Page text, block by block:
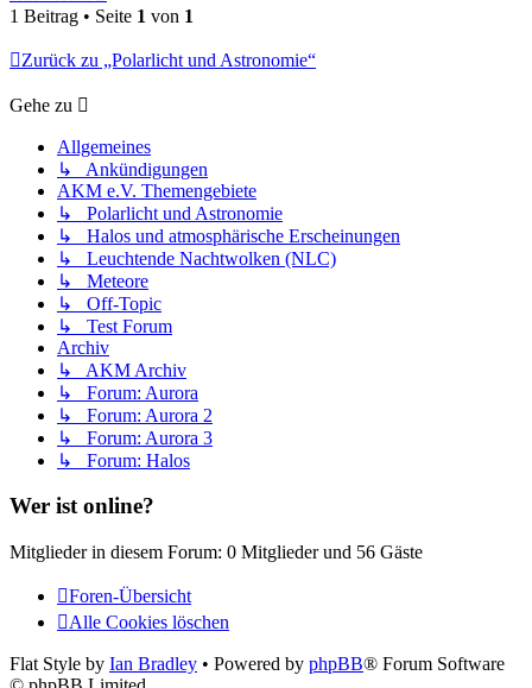
1 Beitrag • Seite 1 von 1
Zurück zu „Polarlicht und Astronomie“
Gehe zu
Allgemeines
↳ Ankündigungen
AKM e.V. Themengebiete
↳ Polarlicht und Astronomie
↳ Halos und atmosphärische Erscheinungen
↳ Leuchtende Nachtwolken (NLC)
↳ Meteore
↳ Off-Topic
↳ Test Forum
Archiv
↳ AKM Archiv
↳ Forum: Aurora
↳ Forum: Aurora 2
↳ Forum: Aurora 3
↳ Forum: Halos
Wer ist online?
Mitglieder in diesem Forum: 0 Mitglieder und 56 Gäste
Foren-Übersicht
Alle Cookies löschen
Flat Style by Ian Bradley • Powered by phpBB® Forum Software